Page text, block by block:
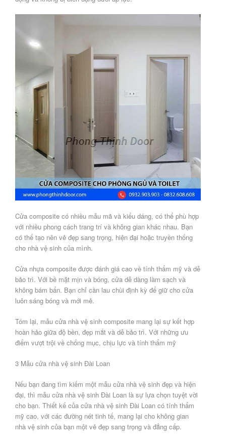
Cửa composite có nhiều mẫu mã và kiểu dáng, có thể phù hợp
với nhiều phong cách trang trí và không gian khác nhau. Bạn
có thể tạo nên vẻ đẹp sang trọng, hiện đại hoặc truyền thống
cho nhà vệ sinh của mình.
Cửa nhựa composite được đánh giá cao về tính thẩm mỹ và dễ
bảo trì. Với bề mặt mịn và bóng, cửa dễ dàng làm sạch và
không bám bẩn. Bạn chỉ cần lau chùi định kỳ để giữ cho cửa
luôn sáng bóng và mới mẻ.
Tóm lại, mẫu cửa nhà vệ sinh composite mang lại sự kết hợp
hoàn hảo giữa độ bền, đẹp mắt và dễ bảo trì. Với những ưu
điểm vượt trội về chống mục, chịu lực và tính thẩm mỹ
3 Mẫu cửa nhà vệ sinh Đài Loan
Nếu bạn đang tìm kiếm một mẫu cửa nhà vệ sinh đẹp và hiện
đại, thì mẫu cửa nhà vệ sinh Đài Loan là sự lựa chọn tuyệt vời
cho bạn. Thiết kế của cửa nhà vệ sinh Đài Loan có tính thẩm
mỹ cao, với các đường nét tinh tế, mang lại cho không gian
nhà vệ sinh của bạn một vẻ đẹp sang trọng và đẳng cấp.